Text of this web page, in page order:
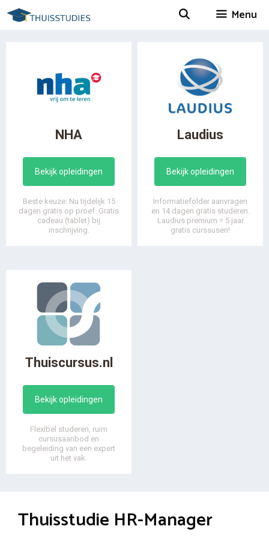
Spring
naar
Menu
NHA
Bekijk opleidingen
Beste keuze: Nu tijdelijk 15
dagen gratis op proef. Gratis
cadeau (tablet) bij
inschrijving.
Laudius
Bekijk opleidingen
Informatiefolder aanvragen
en 14 dagen gratis studeren.
Laudius premium = 5 jaar
gratis curssusen!
Thuiscursus.nl
Bekijk opleidingen
Flexibel studeren, ruim
cursusaanbod en
begeleiding van een expert
uit het vak.
Thuisstudie HR-Manager